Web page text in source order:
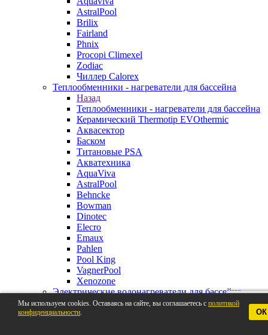
AstralPool
Brilix
Fairland
Phnix
Procopi Climexel
Zodiac
Чиллер Calorex
Теплообменники - нагреватели для бассейна
Назад
Теплообменники - нагреватели для бассейна
Керамический Thermotip EVOthermic
Аквасектор
Баском
Титановые PSA
Акватехника
AquaViva
AstralPool
Behncke
Bowman
Dinotec
Elecro
Emaux
Pahlen
Pool King
VagnerPool
Xenozone
Электрические водонагреватели для бассейна
Назад
Электрические водонагреватели для
Мы используем cookies. Оставаясь на сайте, вы соглашаетесь с политикой
конфиденциальности. ОК